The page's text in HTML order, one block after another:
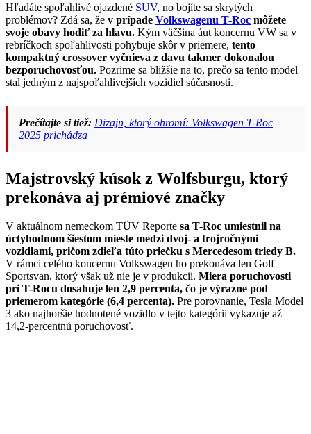
Hľadáte spoľahlivé ojazdené SUV, no bojíte sa skrytých
problémov? Zdá sa, že v prípade Volkswagenu T-Roc môžete
svoje obavy hodiť za hlavu. Kým väčšina áut koncernu VW sa v
rebríčkoch spoľahlivosti pohybuje skôr v priemere, tento
kompaktný crossover vyčnieva z davu takmer dokonalou
bezporuchovosťou. Pozrime sa bližšie na to, prečo sa tento model
stal jedným z najspoľahlivejších vozidiel súčasnosti.
Prečítajte si tiež: Dizajn, ktorý ohromí: Volkswagen T-Roc
2025 prichádza
Majstrovský kúsok z Wolfsburgu, ktorý
prekonáva aj prémiové značky
V aktuálnom nemeckom TÜV Reporte sa T-Roc umiestnil na
úctyhodnom šiestom mieste medzi dvoj- a trojročnými
vozidlami, pričom zdieľa túto priečku s Mercedesom triedy B.
V rámci celého koncernu Volkswagen ho prekonáva len Golf
Sportsvan, ktorý však už nie je v produkcii. Miera poruchovosti
pri T-Rocu dosahuje len 2,9 percenta, čo je výrazne pod
priemerom kategórie (6,4 percenta). Pre porovnanie, Tesla Model
3 ako najhoršie hodnotené vozidlo v tejto kategórii vykazuje až
14,2-percentnú poruchovosť.